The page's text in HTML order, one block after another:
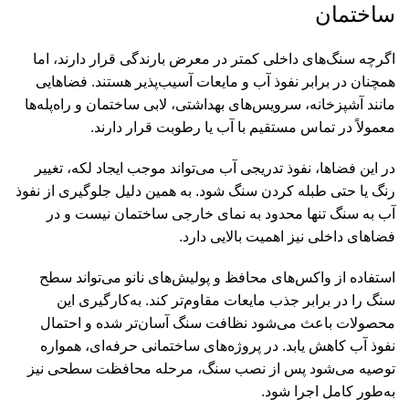
ساختمان
اگرچه سنگ‌های داخلی کمتر در معرض بارندگی قرار دارند، اما
همچنان در برابر نفوذ آب و مایعات آسیب‌پذیر هستند. فضاهایی
مانند آشپزخانه، سرویس‌های بهداشتی، لابی ساختمان و راه‌پله‌ها
معمولاً در تماس مستقیم با آب یا رطوبت قرار دارند.
در این فضاها، نفوذ تدریجی آب می‌تواند موجب ایجاد لکه، تغییر
رنگ یا حتی طبله کردن سنگ شود. به همین دلیل جلوگیری از نفوذ
آب به سنگ تنها محدود به نمای خارجی ساختمان نیست و در
فضاهای داخلی نیز اهمیت بالایی دارد.
استفاده از واکس‌های محافظ و پولیش‌های نانو می‌تواند سطح
سنگ را در برابر جذب مایعات مقاوم‌تر کند. به‌کارگیری این
محصولات باعث می‌شود نظافت سنگ آسان‌تر شده و احتمال
نفوذ آب کاهش یابد. در پروژه‌های ساختمانی حرفه‌ای، همواره
توصیه می‌شود پس از نصب سنگ، مرحله محافظت سطحی نیز
به‌طور کامل اجرا شود.